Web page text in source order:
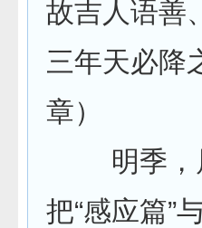
故吉人语善
三年天必
章）
明季，属
把“感应篇”